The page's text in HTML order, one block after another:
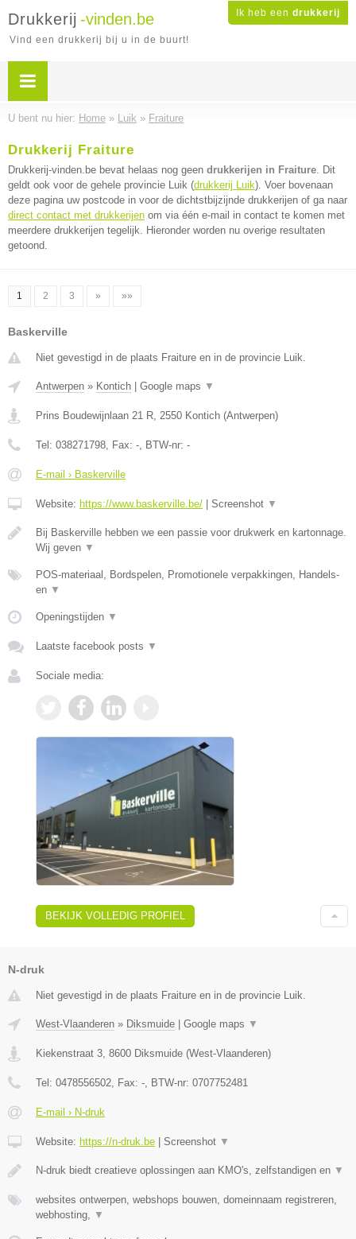
Ik heb een drukkerij
Drukkerij -vinden.be
Vind een drukkerij bij u in de buurt!
U bent nu hier: Home » Luik » Fraiture
Drukkerij Fraiture
Drukkerij-vinden.be bevat helaas nog geen drukkerijen in Fraiture. Dit
geldt ook voor de gehele provincie Luik (drukkerij Luik). Voer bovenaan
deze pagina uw postcode in voor de dichtstbijzijnde drukkerijen of ga naar
direct contact met drukkerijen om via één e-mail in contact te komen met
meerdere drukkerijen tegelijk. Hieronder worden nu overige resultaten
getoond.
1 2 3 » »»
Baskerville
Niet gevestigd in de plaats Fraiture en in de provincie Luik.
Antwerpen » Kontich Google maps ▼
Prins Boudewijnlaan 21 R, 2550 Kontich (Antwerpen)
Tel: 038271798, Fax: -, BTW-nr: -
E-mail › Baskerville
Website: https://www.baskerville.be/ Screenshot ▼
Bij Baskerville hebben we een passie voor drukwerk en kartonnage.
Wij geven ▼
POS-materiaal, Bordspelen, Promotionele verpakkingen, Handels-
en ▼
Openingstijden ▼
Laatste facebook posts ▼
Sociale media:
BEKIJK VOLLEDIG PROFIEL
N-druk
Niet gevestigd in de plaats Fraiture en in de provincie Luik.
West-Vlaanderen » Diksmuide | Google maps ▼
Kiekenstraat 3 8600 Diksmuide (West-Vlaanderen)
Tel: 0478556502 , Fax: - , BTW-nr: 0707752481
E-mail › N-druk
Website: https://n-druk.be | Screenshot ▼
N-druk biedt creatieve oplossingen aan KMO's, zelfstandigen en ▼
websites ontwerpen, webshops bouwen, domeinnaam registreren,
webhosting,
▼